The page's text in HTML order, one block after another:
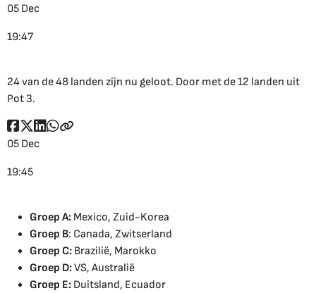
05 Dec
19:47
24 van de 48 landen zijn nu geloot. Door met de 12 landen uit
Pot 3.
05 Dec
19:45
Groep A: Mexico, Zuid-Korea
Groep B: Canada, Zwitserland
Groep C: Brazilië, Marokko
Groep D:VS, Australië
Groep E: Duitsland, Ecuador